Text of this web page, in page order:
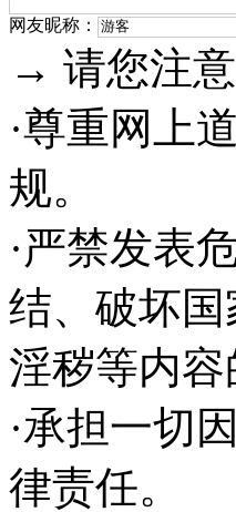
网友昵称：
→ 请您注意
·尊重网上
规。
·严禁发表
结、破坏
淫秽等内容
·承担一切
律责任。